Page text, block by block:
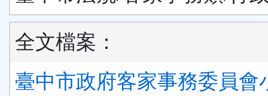
全文檔案：
臺中市政府客家事務委員會